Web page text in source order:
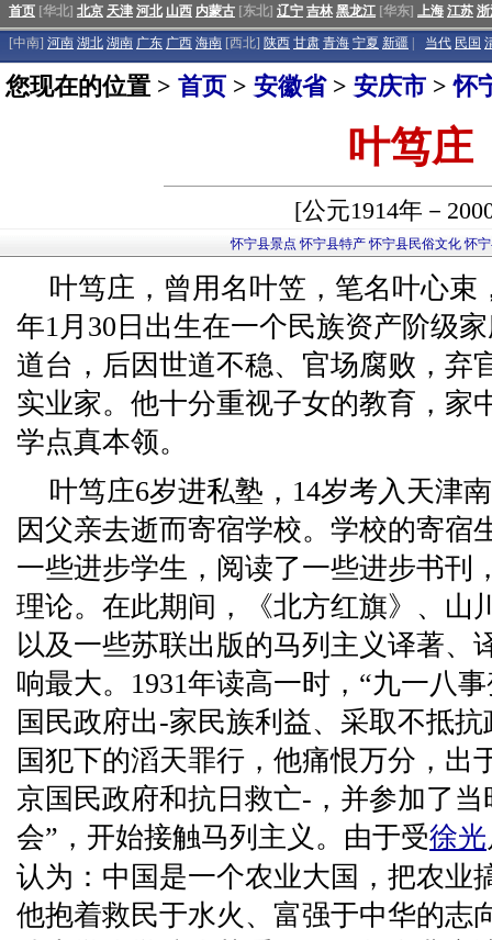
首页 [华北] 北京 天津 河北 山西 内蒙古 [东北] 辽宁 吉林 黑龙江 [华东] 上海 江苏
[中南] 河南 湖北 湖南 广东 广西 海南 [西北] 陕西 甘肃 青海 宁夏 新疆 当代 民国
您现在的位置 > 首页 > 安徽省> 安庆市 >怀
叶笃庄
[公元1914年－
怀宁县景点 怀宁县特产 怀宁县民俗文化 怀
叶笃庄，曾用名叶笠，笔名叶心束
年1月30日出生在一个民族资产阶级
道台，后因世道不稳、官场腐败，弃
实业家。他十分重视子女的教育，家
学点真本领。
叶笃庄6岁进私塾，14岁考入天津
因父亲去逝而寄宿学校。学校的寄宿
一些进步学生，阅读了一些进步书刊
理论。在此期间，《北方红旗》、山
以及一些苏联出版的马列主义译著、
响最大。1931年读高一时，“九一八
国民政府出-家民族利益、采取不抵抗
国犯下的滔天罪行，他痛恨万分，出
京国民政府和抗日救亡-，并参加了
会”，开始接触马列主义。由于受徐光
认为：中国是一个农业大国，把农业
他抱着救民于水火、富强于中华的志